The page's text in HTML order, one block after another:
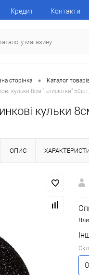
Кредит Контакти
сторінка • Каталог
кульки 8см "Блискітки"
кульки
ОПИС